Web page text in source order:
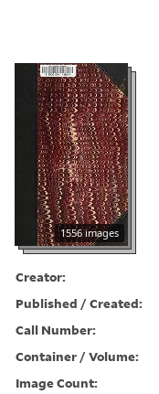
1556 images
Creator:
Published / Created:
Call Number:
Container / Volume:
Image Count: